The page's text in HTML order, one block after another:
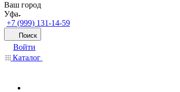
Ваш город
Уфа
+7 (999) 131-14-59
Поиск
Войти
Каталог